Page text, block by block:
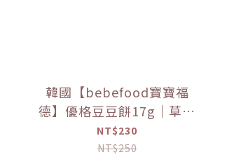
韓國【bebefood寶寶福
德】優格豆豆餅17g｜草莓
優格｜10m+｜常溫
NT$230
NT$250